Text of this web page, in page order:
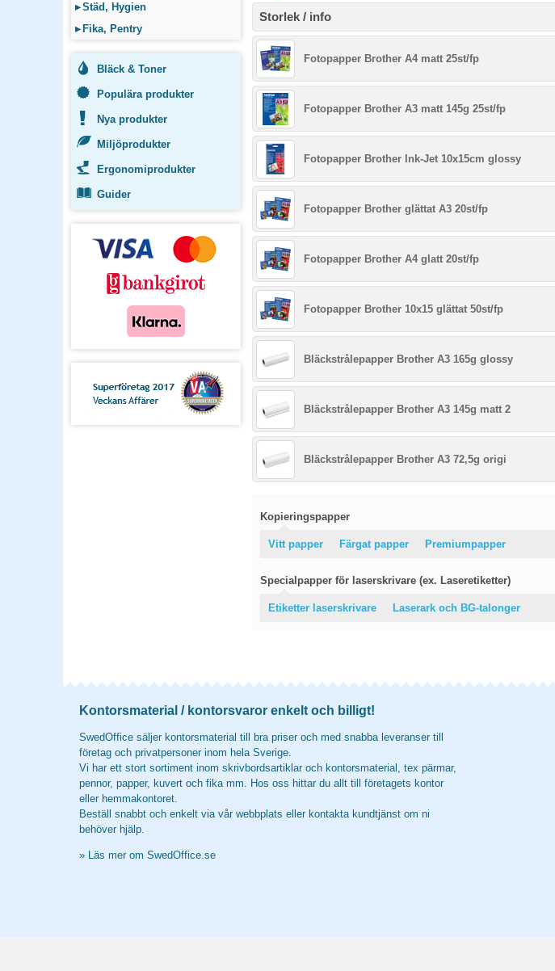
▸Städ, Hygien
▸ Fika, Pentry
Bläck & Toner
Populära produkter
Nya produkter
Miljöprodukter
Ergonomiprodukter
Guider
Storlek / info
Fotopapper Brother A4 matt 25st/fp
Fotopapper Brother A3 matt 145g 25st/fp
Fotopapper Brother Ink-Jet 10x15cm glossy
Fotopapper Brother glättat A3 20st/fp
Fotopapper Brother A4 glatt 20st/fp
Fotopapper Brother 10x15 glättat 50st/fp
Bläckstrålepapper Brother A3 165g glossy
Bläckstrålepapper Brother A3 145g matt 2
Bläckstrålepapper Brother A3 72,5g origi
Kopieringspapper
Vitt papper Färgat papper Premiumpapper
Specialpapper för laserskrivare (ex. Laseretiketter)
Etiketter laserskrivare Laserark och BG-talonger
Kontorsmaterial / kontorsvaror enkelt och billigt!
SwedOffice säljer kontorsmaterial till bra priser och med snabba leveranser till
företag och privatpersoner inom hela Sverige.
Vi har ett stort sortiment inom skrivbordsartiklar och kontorsmaterial, tex pärmar,
pennor, papper, kuvert och fika mm. Hos oss hittar du allt till företagets kontor
eller hemmakontoret.
Beställ snabbt och enkelt via vår webbplats eller kontakta kundtjänst om ni
behöver hjälp.
» Läs mer om SwedOffice.se